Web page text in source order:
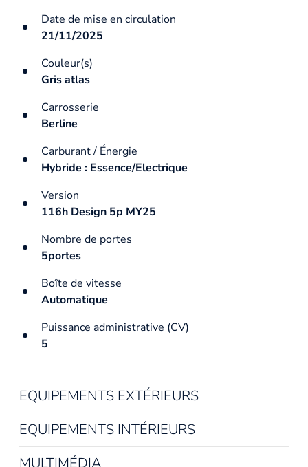
Date de mise en circulation
21/11/2025
Couleur(s)
Gris atlas
Carrosserie
Berline
Carburant / Énergie
Hybride : Essence/Electrique
Version
116h Design 5p MY25
Nombre de portes
5portes
Boîte de vitesse
Automatique
Puissance administrative (CV)
5
EQUIPEMENTS EXTÉRIEURS
EQUIPEMENTS INTÉRIEURS
MULTIMÉDIA